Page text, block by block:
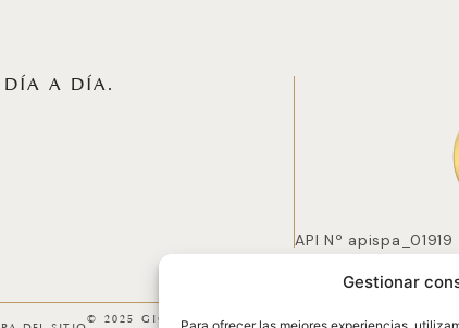
Gestionar
DÍA A DÍA.
API Nº apispa_01919
© 2025 GICONDA DEL POZO